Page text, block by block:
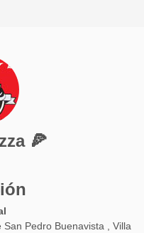
🍕
Pedro Buenavista , Villa